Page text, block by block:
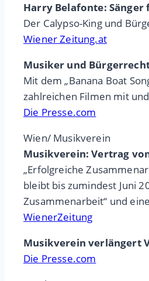
Harry Belafonte:
Der Calypso-King und
Wiener Zeitung.at
Musiker und
Mit dem „Banana Boat
zahlreichen Filmen mit
Die Presse.com
Wien/ Musikverein
Musikverein: Vertrag
„Erfolgreiche
bleibt bis zumindest Juni
Zusammenarbeit“ und
WienerZeitung
Musikverein verlängert
Die Presse.com